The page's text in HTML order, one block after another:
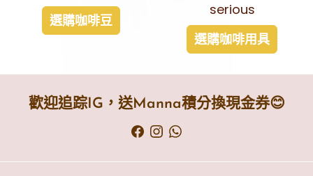
選購咖啡豆
serious
選購咖啡用具
歡迎追踪IG，送Manna積分換現金券😊